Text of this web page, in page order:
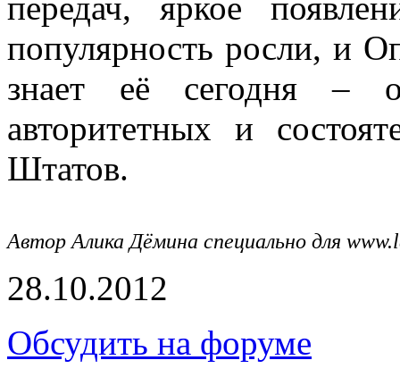
передач, яркое
популярность росли, и
знает её сегодня –
авторитетных и
Штатов.
Автор Алика Дёмина специально для www
28.10.2012
Обсудить на форуме